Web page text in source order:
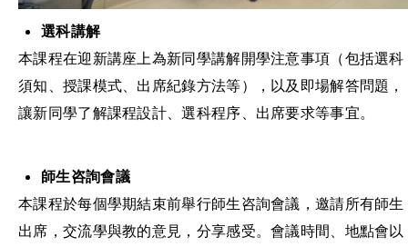
選科講解
本課程在迎新講座上為新同學講解開學注意事項（包括選科
須知、授課模式、出席紀錄方法等），以及即場解答問題，
讓新同學了解課程設計、選科程序、出席要求等事宜。
師生咨詢會議
本課程於每個學期結束前舉行師生咨詢會議，邀請所有師生
出席，交流學與教的意見，分享感受。會議時間、地點會以